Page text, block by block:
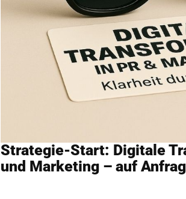
Strategie-Start: Digitale
und Marketing – auf